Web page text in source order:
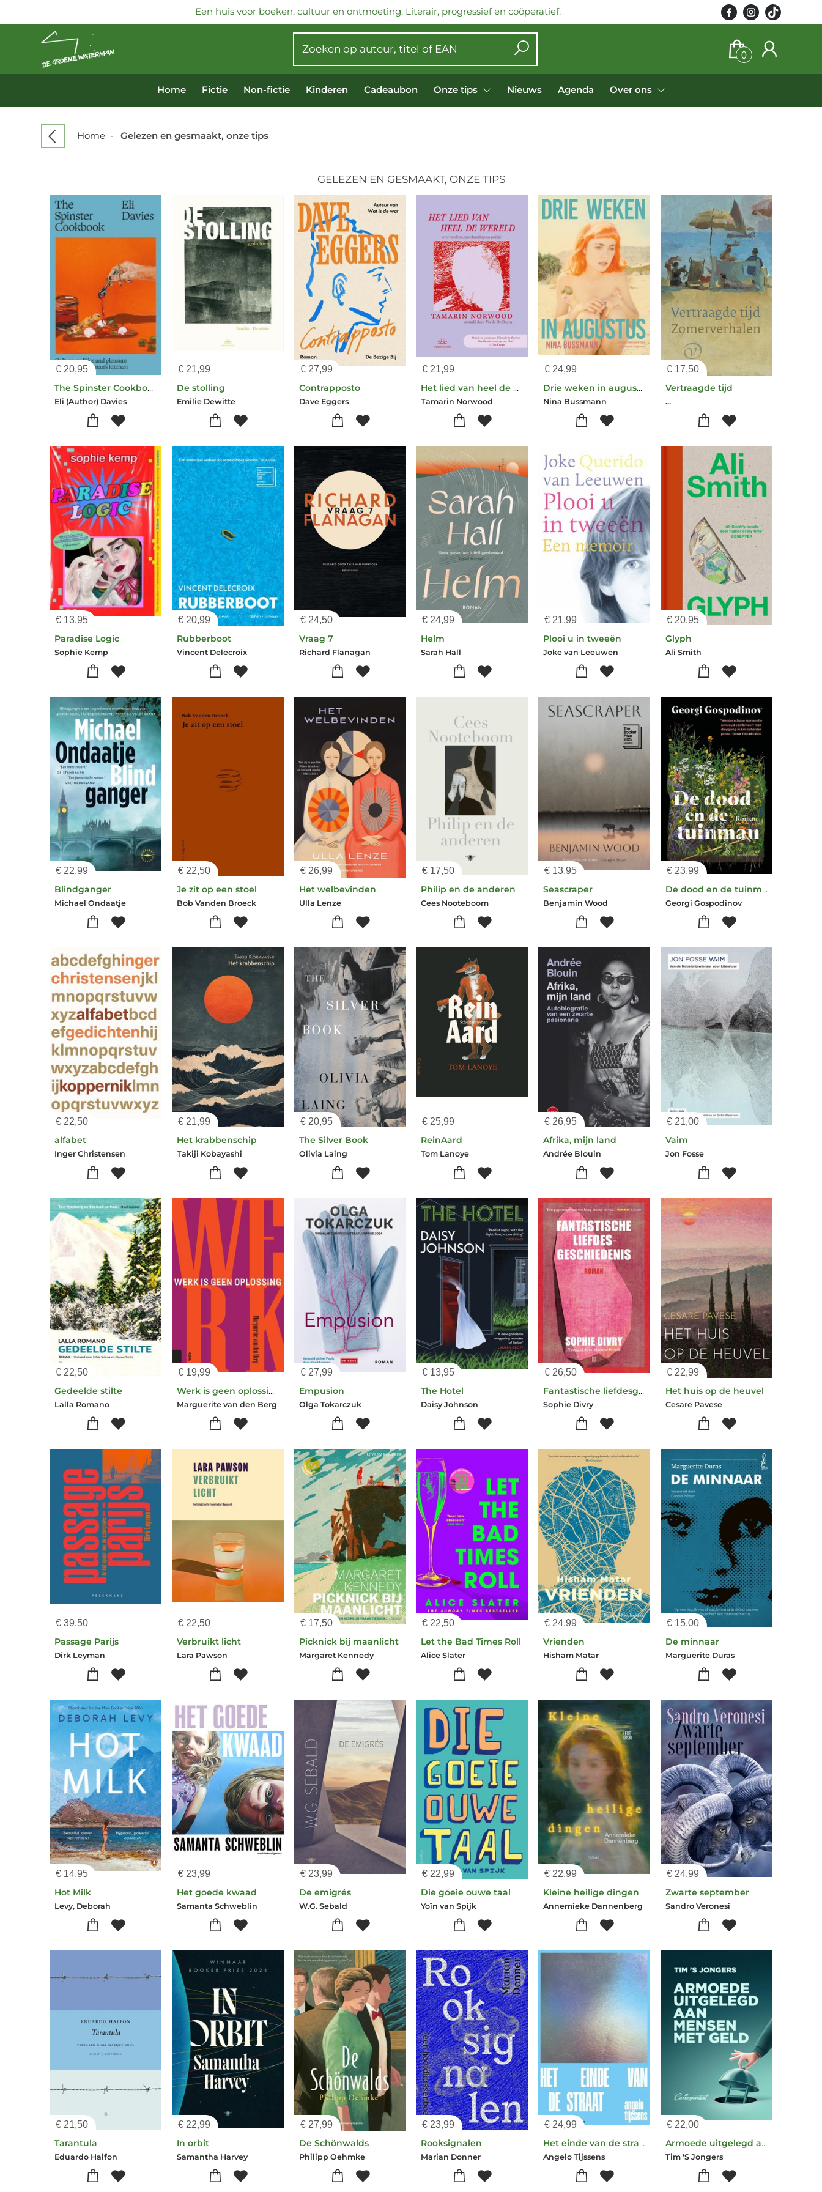
Een huis voor boeken, cultuur en ontmoeting. Literair, progressief en coöperatief.
0
Home Fictie Non-fictie Kinderen Cadeaubon Onze tips Nieuws Agenda Over ons
Home - Gelezen en gesmaakt, onze tips
GELEZEN EN GESMAAKT, ONZE TIPS
€20,95
The Spinster Cookbook
Eli (Author) Davies
€21,99
De stolling
Emilie Dewitte
€27,99
Contrapposto
Dave Eggers
€ 21,99
Het lied van heel de wereld
Tamarin Norwood
€ 24,99
Drie weken in augustus
Nina Bussmann
€ 17,50
Vertraagde tijd
...
€13,95
Paradise Logic
Sophie Kemp
€20,99
Rubberboot
Vincent Delecroix
€24,50
Vraag 7
Richard Flanagan
€ 24,99
Helm
Sarah Hall
€ 21,99
Plooi u in tweeën
Joke van Leeuwen
€ 20,95
Glyph
Ali Smith
€22,99
Blindganger
Michael Ondaatje
€22,50
Je zit op een stoel
Bob Vanden Broeck
€26,99
Het welbevinden
Ulla Lenze
€ 17,50
Philip en de anderen
Cees Nooteboom
€ 13,95
Seascraper
Benjamin Wood
€ 23,99
De dood en de tuinman
Georgi Gospodinov
€22,50
alfabet
Inger Christensen
€21,99
Het krabbenschip
Takiji Kobayashi
€20,95
The Silver Book
Olivia Laing
€ 25,99
ReinAard
Tom Lanoye
€ 26,95
Afrika, mijn land
Andrée Blouin
€ 21,00
Vaim
Jon Fosse
€22,50
Gedeelde stilte
Lalla Romano
€19,99
Werk is geen oplossing
Marguerite van den Berg
€27,99
Empusion
Olga Tokarczuk
€ 13,95
The Hotel
Daisy Johnson
€ 26,50
Fantastische liefdesgeschiedenis
Sophie Divry
€ 22,99
Het huis op de heuvel
Cesare Pavese
€39,50
Passage Parijs
Dirk Leyman
€22,50
Verbruikt licht
Lara Pawson
€17,50
Picknick bij maanlicht
Margaret Kennedy
€ 22,50
Let the Bad Times Roll
Alice Slater
€ 24,99
Vrienden
Hisham Matar
€ 15,00
De minnaar
Marguerite Duras
€14,95
Hot Milk
Levy, Deborah
€23,99
Het goede kwaad
Samanta Schweblin
€23,99
De emigrés
W.G. Sebald
€ 22,99
Die goeie ouwe taal
Yoïn van Spijk
€ 22,99
Kleine heilige dingen
Annemieke Dannenberg
€ 24,99
Zwarte september
Sandro Veronesi
€21,50
Tarantula
Eduardo Halfon
€22,99
In orbit
Samantha Harvey
€27,99
De Schönwalds
Philipp Oehmke
€ 23,99
Rooksignalen
Marian Donner
€ 24,99
Het einde van de straat
Angelo Tijssens
€ 22,00
Armoede uitgelegd aan mensen met geld
Tim 'S Jongers